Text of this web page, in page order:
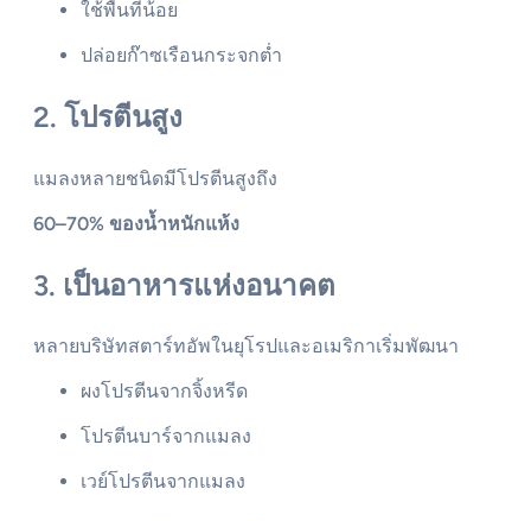
ใช้พื้นที่น้อย
ปล่อยก๊าซเรือนกระจกต่ำ
2. โปรตีนสูง
แมลงหลายชนิดมีโปรตีนสูงถึง
60–70% ของน้ำหนักแห้ง
3. เป็นอาหารแห่งอนาคต
หลายบริษัทสตาร์ทอัพในยุโรปและอเมริกาเริ่มพัฒนา
ผงโปรตีนจากจิ้งหรีด
โปรตีนบาร์จากแมลง
เวย์โปรตีนจากแมลง